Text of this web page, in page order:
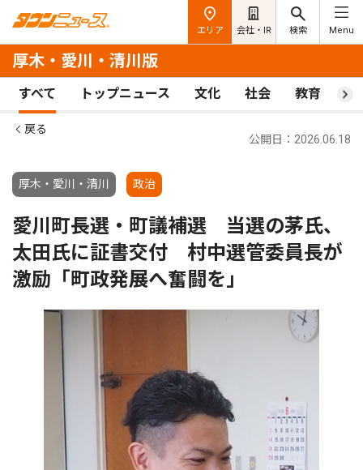
エリア 会社・IR 検索 Menu
厚木・愛川・清川版
すべて トップニュース 文化 社会 教育 ス
戻る
厚木・愛川・清川 政治
公開日：2026.06.18
愛川町長選・町議補選 当選の茅氏、
太田氏に証書交付 村中選管委員長が
激励「町政発展へ奮闘を」